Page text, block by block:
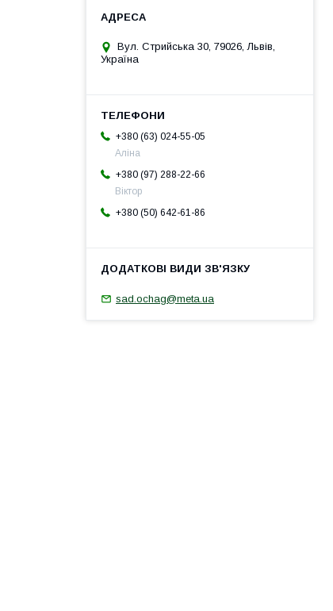
Вул. Стрийська 30, 79026, Львів,
Україна
+380 (63) 024-55-05
Аліна
+380 (97) 288-22-66
Віктор
+380 (50) 642-61-86
sad.ochag@meta.ua